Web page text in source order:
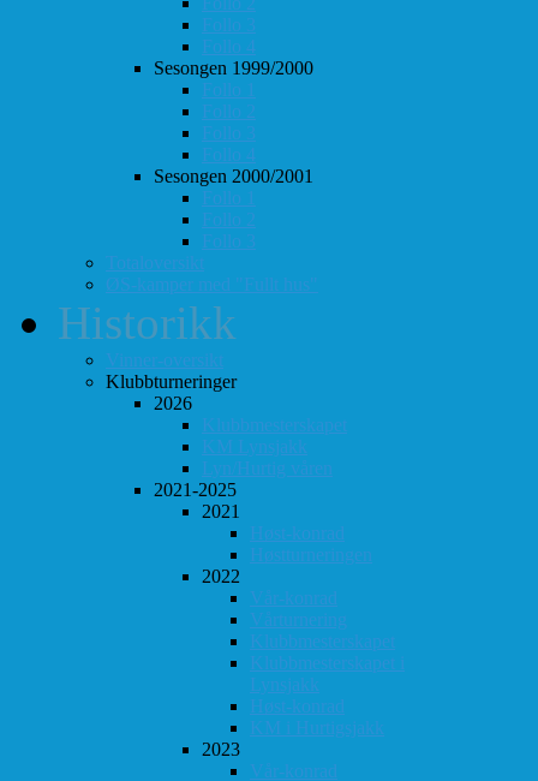
Follo 3
Follo 4
Sesongen 1999/2000
Follo 1
Follo 2
Follo 3
Follo 4
Sesongen 2000/2001
Follo 1
Follo 2
Follo 3
Totaloversikt
ØS-kamper med "Fullt hus"
Historikk
Vinner-oversikt
Klubbturneringer
2026
Klubbmesterskapet
KM Lynsjakk
Lyn/Hurtig våren
2021-2025
2021
Høst-konrad
Høstturneringen
2022
Vår-konrad
Vårturnering
Klubbmesterskapet
Klubbmesterskapet i
Lynsjakk
Høst-konrad
KM i Hurtigsjakk
2023
Vår-konrad